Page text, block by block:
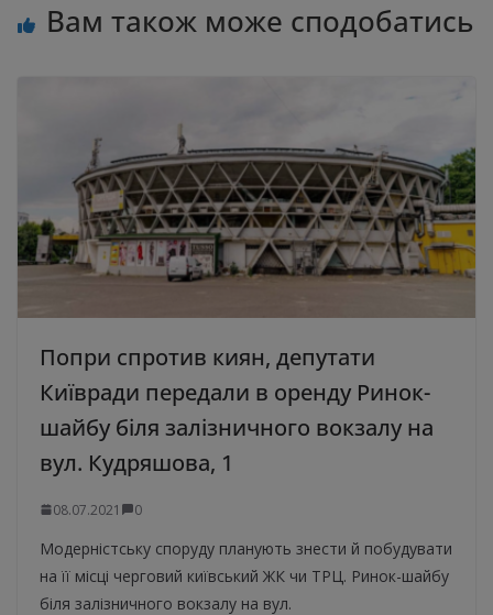
Вам також може сподобатись
Попри спротив киян, депутати
Київради передали в оренду Ринок-
шайбу біля залізничного вокзалу на
вул. Кудряшова, 1
08.07.2021 0
Модерністську споруду планують знести й побудувати
на її місці черговий київський ЖК чи ТРЦ. Ринок-шайбу
біля залізничного вокзалу на вул.